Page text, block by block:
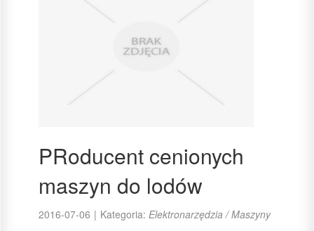
PRoducent cenionych
maszyn do lodów
2016-07-06 | Kategoria: Elektronarzędzia / Maszyny